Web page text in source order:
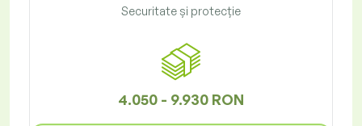
Securitate și protecție
4.050 - 9.930 RON